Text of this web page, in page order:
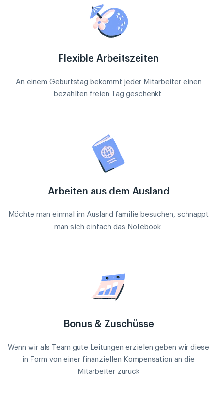
Flexible Arbeitszeiten
An einem Geburtstag bekommt jeder Mitarbeiter einen
bezahlten freien Tag geschenkt
Arbeiten aus dem Ausland
Möchte man einmal im Ausland familie besuchen, schnappt
man sich einfach das Notebook
Bonus & Zuschüsse
Wenn wir als Team gute Leitungen erzielen geben wir diese
in Form von einer finanziellen Kompensation an die
Mitarbeiter zurück